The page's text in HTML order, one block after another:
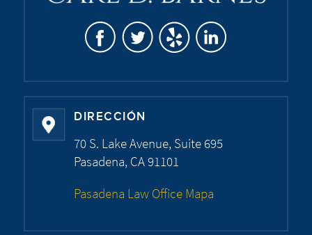
DIRECCIÓN
70 S. Lake Avenue, Suite 695
Pasadena, CA 91101
Pasadena Law Office Mapa